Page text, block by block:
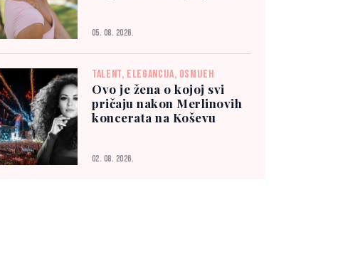
05. 08. 2026.
TALENT, ELEGANCIJA, OSMIJEH
Ovo je žena o kojoj svi
pričaju nakon Merlinovih
koncerata na Koševu
02. 08. 2026.